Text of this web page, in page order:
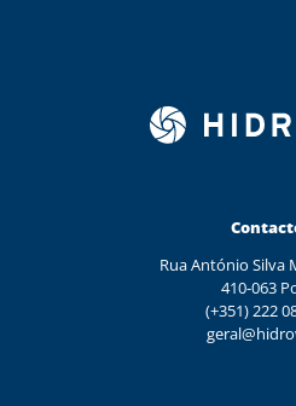
Rua António Silva
410-063
(+351) 222